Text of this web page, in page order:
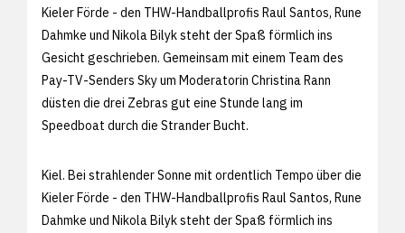
Kieler Förde - den THW-Handballprofis Raul Santos, Rune
Dahmke und Nikola Bilyk steht der Spaß förmlich ins
Gesicht geschrieben. Gemeinsam mit einem Team des
Pay-TV-Senders Sky um Moderatorin Christina Rann
düsten die drei Zebras gut eine Stunde lang im
Speedboat durch die Strander Bucht.
Kiel. Bei strahlender Sonne mit ordentlich Tempo über die
Kieler Förde - den THW-Handballprofis Raul Santos, Rune
Dahmke und Nikola Bilyk steht der Spaß förmlich ins